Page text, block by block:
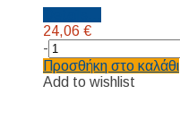
24,06 €
-
Προσθήκη στο καλάθι
Add to wishlist